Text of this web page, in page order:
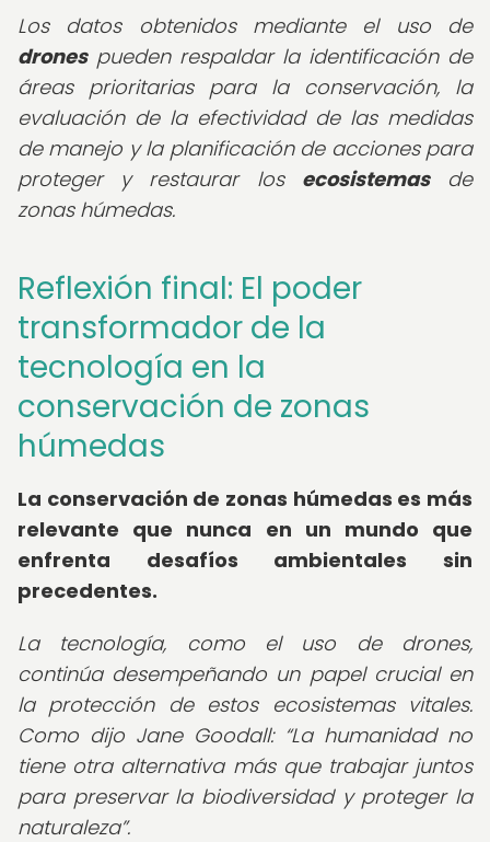
Los datos obtenidos mediante el uso de
dronespueden respaldar la identificación de
áreas prioritarias para la conservación, la
evaluación de la efectividad de las medidas
de manejo y la planificación de acciones para
proteger y restaurar los ecosistemasde
zonas húmedas.
Reflexión final: El poder
transformador de la
tecnología en la
conservación de zonas
húmedas
La conservación de zonas húmedas es más
relevante que nunca en un mundo que
enfrenta desafíos ambientales sin
precedentes.
La tecnología, como el uso de drones,
continúa desempeñando un papel crucial en
la protección de estos ecosistemas vitales.
Como dijo Jane Goodall: La humanidad no
tiene otra alternativa más que trabajar juntos
para preservar la biodiversidad y proteger la
naturaleza .